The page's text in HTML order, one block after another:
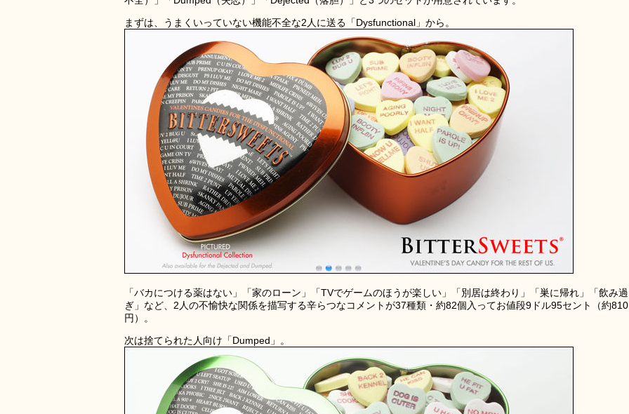
まずは、うまくいっていない機能不全な2人に送る「Dysfunctional」から。
「バカにつける薬はない」「家のローン」「TVでゲームのほうが楽しい」「別居は終わり」「巣に帰れ」「飲み過
ぎ」など、2人の不愉快な関係を描写する辛らつなコメントが37種類・約82個入ってお値段9ドル95セント（約810
円）。
次は捨てられた人向け「Dumped」。